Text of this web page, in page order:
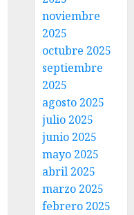
noviembre
2025
octubre 2025
septiembre
2025
agosto 2025
julio 2025
junio 2025
mayo 2025
abril 2025
marzo 2025
febrero 2025